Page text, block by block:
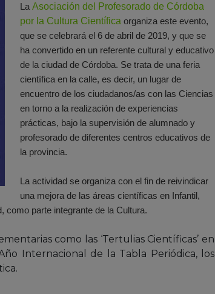
La Asociación del Profesorado de Córdoba
por la Cultura Científica organiza este evento,
que se celebrará el 6 de abril de 2019, y que se
ha convertido en un referente cultural y educativo
de la ciudad de Córdoba. Se trata de una feria
científica en la calle, es decir, un lugar de
encuentro de los ciudadanos/as con las Ciencias
en torno a la realización de experiencias
prácticas, bajo la supervisión de alumnado y
profesorado de diferentes centros educativos de
la provincia.
La actividad se organiza con el fin de reivindicar
una mejora de las áreas científicas en Infantil,
como parte integrante de la Cultura.
como las ‘Tertulias Científicas’ en
Internacional de la Tabla Periódica, los